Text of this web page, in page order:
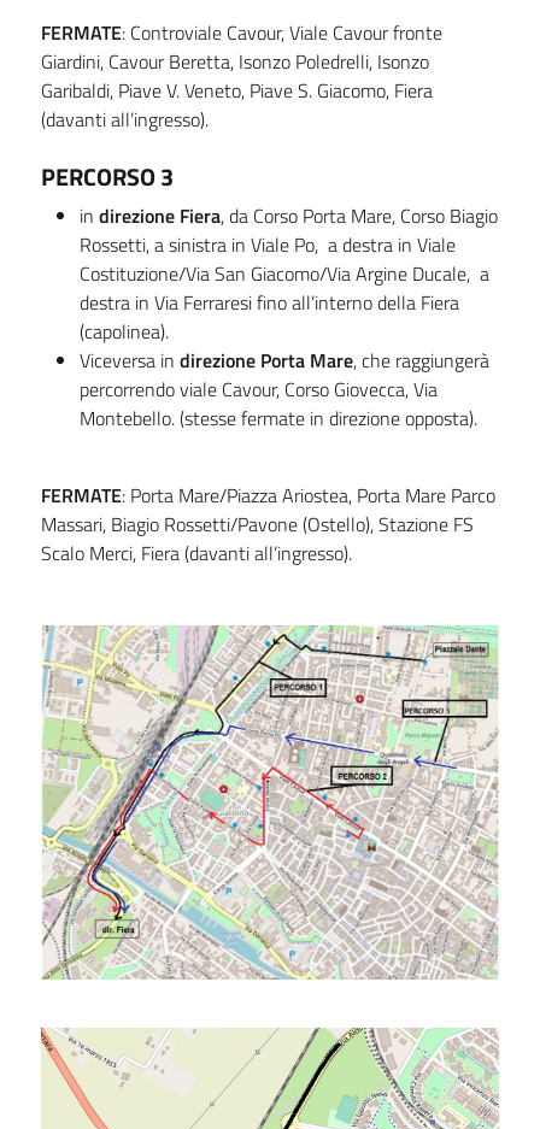
FERMATE: Controviale Cavour, Viale Cavour fronte
Giardini, Cavour Beretta, Isonzo Poledrelli, Isonzo
Garibaldi, Piave V. Veneto, Piave S. Giacomo, Fiera
(davanti all’ingresso).
PERCORSO 3
in direzione Fiera, da Corso Porta Mare, Corso Biagio
Rossetti, a sinistra in Viale Po, a destra in Viale
Costituzione/Via San Giacomo/Via Argine Ducale, a
destra in Via Ferraresi fino all’interno della Fiera
(capolinea).
Viceversa in direzione Porta Mare, che raggiungerà
percorrendo viale Cavour, Corso Giovecca, Via
Montebello. (stesse fermate in direzione opposta).
FERMATE: Porta Mare/Piazza Ariostea, Porta Mare Parco
Massari, Biagio Rossetti/Pavone (Ostello), Stazione FS
Scalo Merci, Fiera (davanti all’ingresso).